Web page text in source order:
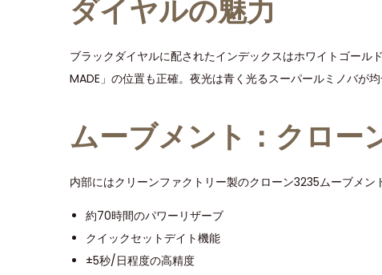
ダイヤルの魅力
ブラックダイヤルに配されたインデックスはホワイトゴール
MADE」の位置も正確。夜光は青く光るスーパールミノバが
ムーブメント：クロー
内部にはクリーンファクトリー製のクローン3235ムーブメン
約70時間のパワーリザーブ
クイックセットデイト機能
±5秒/日程度の高精度